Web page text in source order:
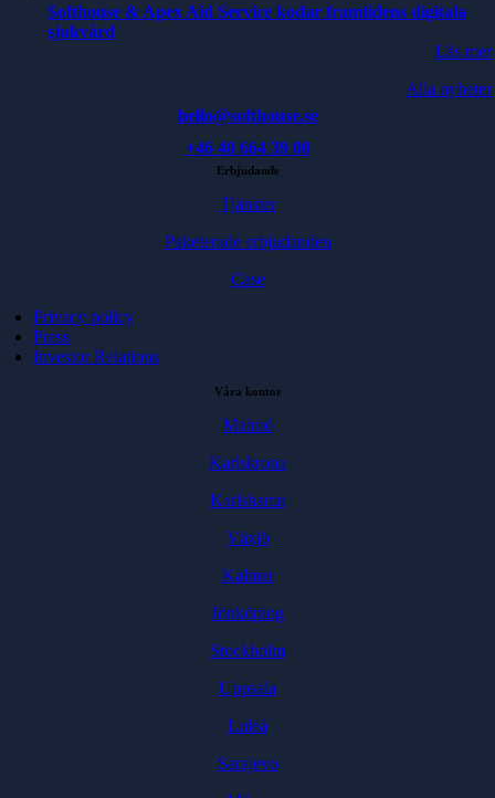
Softhouse & Apex Aid Service kodar framtidens digitala
sjukvård
Läs mer
Alla nyheter
hello@softhouse.se
+46 40 664 39 00
Erbjudande
Tjänster
Paketerade erbjudanden
Case
Privacy policy
Press
Investor Relations
Våra kontor
Malmö
Karlskrona
Karlshamn
Växjö
Kalmar
Jönköping
Stockholm
Uppsala
Luleå
Sarajevo